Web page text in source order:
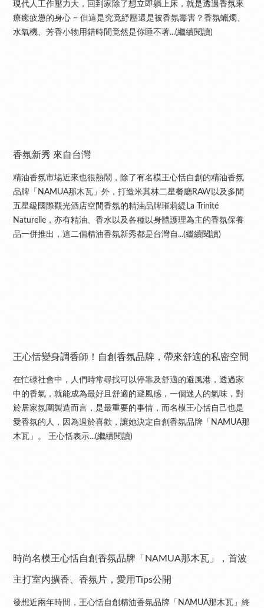
現代人工作壓力大，回到家除了想立即躺上床，就是透過香氛來
療癒疲憊的身心 ~ 但這是究竟紓壓還是被香氛毒害？香氛蠟燭、
水氧機、芳香小物用錯時間竟然是你睡不著...(繼續閱讀)
香氛新秀 來自台灣
精油香氛市場近來也很熱鬧，除了有名模王心恬自創的精油香氛
品牌「NAMUA那木瓦」外，打造米其林二星餐廳RAW以及多間
五星級國際觀光酒店空間香氛的精油品牌璀莉緹La Trinité
Naturelle，亦有精油、香水以及各種以身體護理為主的香氛保養
品一併推出，這二個精油香氛新秀都是台灣自...(繼續閱讀)
王心恬變身調香師！自創香氛品牌，帶來舒適的私密空間
在忙碌社會中，人們時常尋找可以停靠及舒適的避風港，透過家
中的香氣，就能成為最好且舒適的避風感，一個迷人的氣味，對
於居家氛圍製造而言，是最重要的事情，而名模王心恬自己也是
愛香氛的人，因為過於喜歡，讓她決定自創香氛品牌「NAMUA那
木瓦」。 王心恬表示...(繼續閱讀)
時尚名模王心恬自創香氛品牌「NAMUA那木瓦」，首波
主打室內擴香、香氛片，愛用Tips公開
發想近兩年時間，王心恬自創精油香氛品牌「NAMUA那木瓦」終